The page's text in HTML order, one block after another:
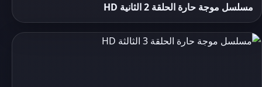
مسلسل موجة حارة الحلقة 2 الثانية HD